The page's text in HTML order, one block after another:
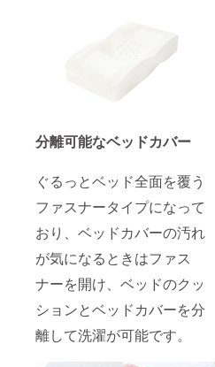
分離可能なベッドカバー
ぐるっとベッド全面を覆う
ファスナータイプになって
おり、ベッドカバーの汚れ
が気になるときはファス
ナーを開け、ベッドのクッ
ションとベッドカバーを分
離して洗濯が可能です。